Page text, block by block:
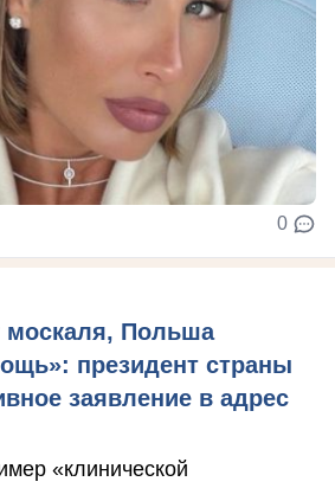
0
москаля, Польша
президент страны
заявление в адрес
«клинической